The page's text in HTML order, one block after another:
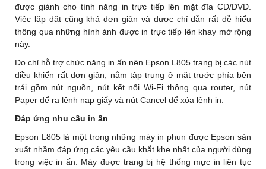
được giành cho tính năng in trực tiếp lên mặt đĩa CD/DVD.
Việc lặp đặt cũng khá đơn giản và được chỉ dẫn rất dễ hiểu
thông qua những hình ảnh được in trực tiếp lên khay mở rộng
này.
Do chỉ hỗ trợ chức năng in ấn nên Epson L805 trang bị các nút
điều khiển rất đơn giản, nằm tập trung ở mặt trước phía bên
trái gồm nút nguồn, nút kết nối Wi-Fi thông qua router, nút
Paper để ra lệnh nạp giấy và nút Cancel để xóa lệnh in.
Đáp ứng nhu cầu in ấn
Epson L805 là một trong những máy in phun được Epson sản
xuất nhầm đáp ứng các yêu cầu khắt khe nhất của người dùng
trong việc in ấn. Máy được trang bị hệ thống mực in liên tục